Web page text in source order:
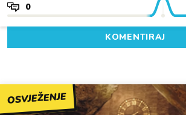
0
KOMENTIRAJ
OSVJEŽENJE